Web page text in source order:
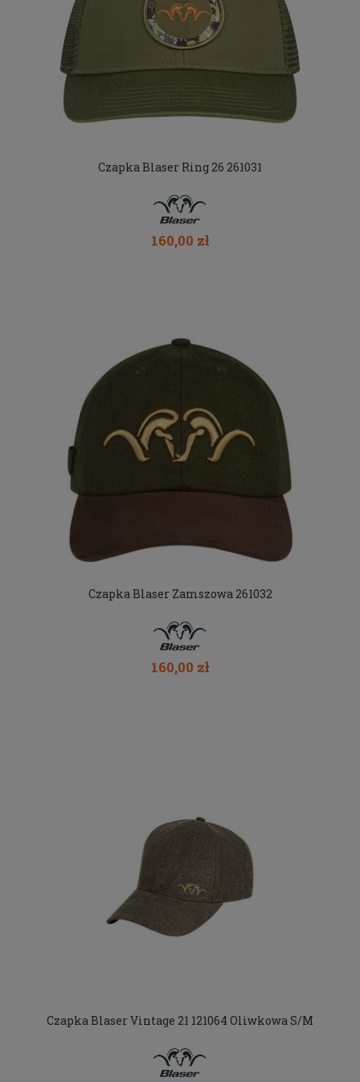
Czapka Blaser Ring 26 261031
160,00 zł
Czapka Blaser Zamszowa 261032
160,00 zł
Czapka Blaser Vintage 21 121064 Oliwkowa S/M